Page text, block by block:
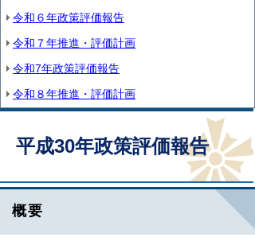
令和６年政策評価報告
令和７年推進・評価計画
令和7年政策評価報告
令和８年推進・評価計画
平成30年政策評価報告
概要